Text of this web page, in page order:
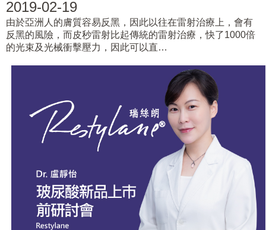
2019-02-19
由於亞洲人的膚質容易反黑，因此以往在雷射治療上，會有
反黑的風險，而皮秒雷射比起傳統的雷射治療，快了1000倍
的光束及光械衝擊壓力，因此可以直…